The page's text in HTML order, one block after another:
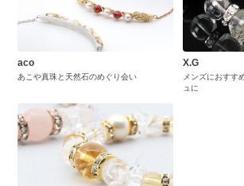
aco
あこや真珠と天然石のめぐり会い
X.G
メンズにおすす
ュに